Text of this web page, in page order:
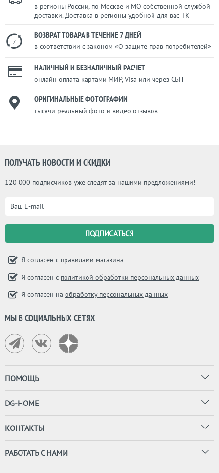
в регионы России, по Москве и МО собственной службой
доставки. Доставка в регионы удобной для вас ТК
7
ВОЗВРАТ ТОВАРА В ТЕЧЕНИЕ 7 ДНЕЙ
в соответствии с законом «О защите прав потребителей»
НАЛИЧНЫЙ И БЕЗНАЛИЧНЫЙ РАСЧЕТ
онлайн оплата картами МИР, Visa или через СБП
ОРИГИНАЛЬНЫЕ ФОТОГРАФИИ
тысячи реальный фото и видео отзывов
ПОЛУЧАТЬ НОВОСТИ И СКИДКИ
120 000 подписчиков уже следят за нашими предложениями!
Я согласен с правилами магазина
Я согласен с политикой обработки персональных данных
Я согласен на обработку персональных данных
МЫ В СОЦИАЛЬНЫХ СЕТЯХ
ПОМОЩЬ
DG-HOME
КОНТАКТЫ
РАБОТАТЬ С НАМИ